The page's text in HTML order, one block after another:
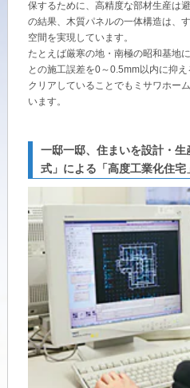
ミサワアイデンティティ
保するために、高精度な部材生産は
の結果、木質パネルの一体構造は、
空間を実現しています。
たとえば厳寒の地・南極の昭和基地
との施工誤差を0～0.5mm以内に抑
クリアしていることでもミサワホー
います。
一邸一邸、住まいを設計・
式」による「高度工業化住宅